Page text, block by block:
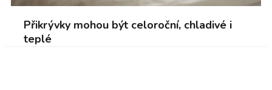
Přikrývky mohou být celoroční, chladivé i
teplé